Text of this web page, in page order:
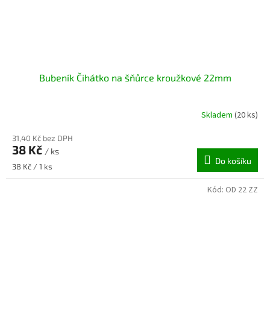
Bubeník Čihátko na šňůrce kroužkové 22mm
Skladem (20 ks)
31,40 Kč bez DPH
38 Kč / ks
Měrná
cena:
38 Kč / 1 ks
Do košíku
Kód: OD 22 ZZ